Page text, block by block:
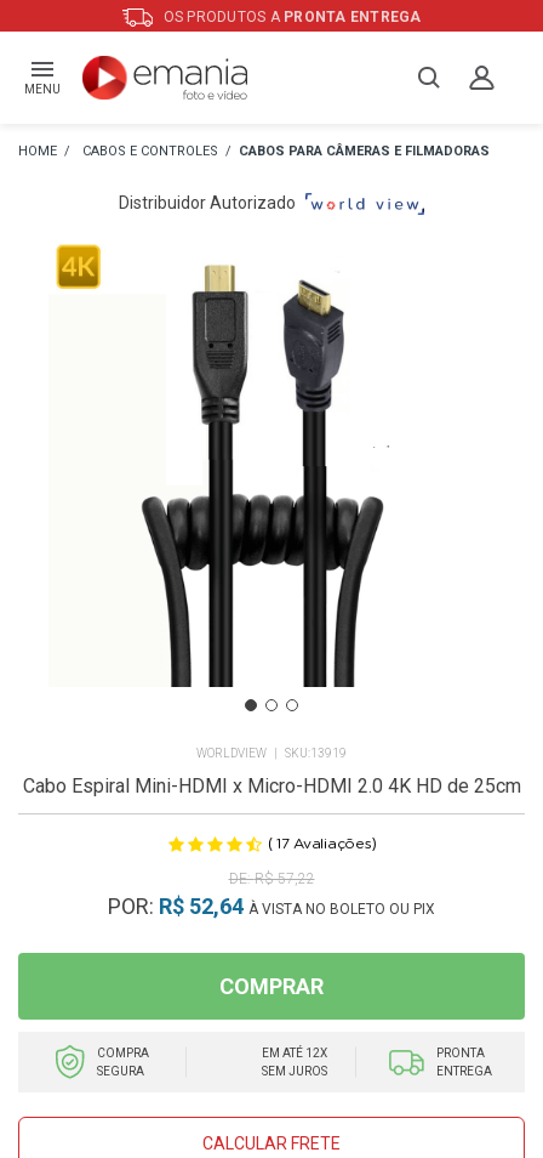
OS PRODUTOS A PRONTA ENTREGA
MENU
CABOS E CONTROLES CABOS PARA CÂMERAS E FILMADORAS
Distribuidor Autorizado
WORLDVIEW 13919
Cabo Espiral Mini-HDMI x Micro-HDMI 2.0 4K HD de 25cm
( 17Avaliações)
R$ 57,22
POR: R$ 52,64 À VISTA NO BOLETO OU PIX
COMPRAR
COMPRA
SEGURA
EM ATÉ 12X
SEM JUROS
PRONTA
ENTREGA
CALCULAR FRETE